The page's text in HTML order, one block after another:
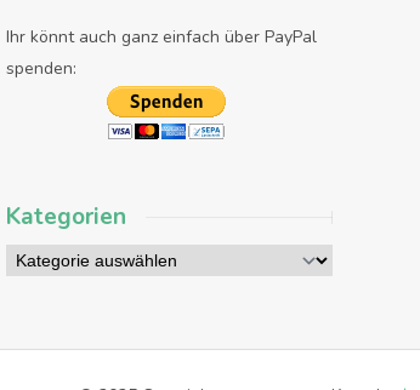
Ihr könnt auch ganz einfach über PayPal
spenden:
Kategorien